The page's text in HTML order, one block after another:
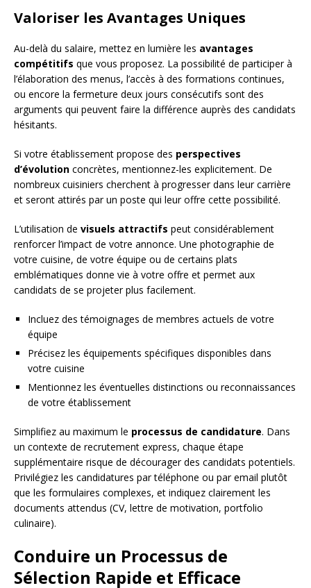
Valoriser les Avantages Uniques
Au-delà du salaire, mettez en lumière les avantages
compétitifs que vous proposez. La possibilité de participer à
l’élaboration des menus, l’accès à des formations continues,
ou encore la fermeture deux jours consécutifs sont des
arguments qui peuvent faire la différence auprès des candidats
hésitants.
Si votre établissement propose des perspectives
d’évolution concrètes, mentionnez-les explicitement. De
nombreux cuisiniers cherchent à progresser dans leur carrière
et seront attirés par un poste qui leur offre cette possibilité.
L’utilisation de visuels attractifs peut considérablement
renforcer l’impact de votre annonce. Une photographie de
votre cuisine, de votre équipe ou de certains plats
emblématiques donne vie à votre offre et permet aux
candidats de se projeter plus facilement.
Incluez des témoignages de membres actuels de votre
équipe
Précisez les équipements spécifiques disponibles dans
votre cuisine
Mentionnez les éventuelles distinctions ou reconnaissances
de votre établissement
Simplifiez au maximum le processus de candidature. Dans
un contexte de recrutement express, chaque étape
supplémentaire risque de décourager des candidats potentiels.
Privilégiez les candidatures par téléphone ou par email plutôt
que les formulaires complexes, et indiquez clairement les
documents attendus (CV, lettre de motivation, portfolio
culinaire).
Conduire un Processus de
Sélection Rapide et Efficace